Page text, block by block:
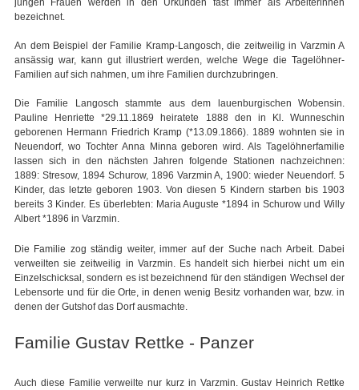
bezeichnet.
An dem Beispiel der Familie Kramp-Langosch, die zeitweilig in Varzmin A
ansässig war, kann gut illustriert werden, welche Wege die Tagelöhner-
Familien auf sich nahmen, um ihre Familien durchzubringen.
Die Familie Langosch stammte aus dem lauenburgischen Wobensin.
Pauline Henriette *29.11.1869 heiratete 1888 den in Kl. Wunneschin
geborenen Hermann Friedrich Kramp (*13.09.1866). 1889 wohnten sie in
Neuendorf, wo Tochter Anna Minna geboren wird. Als Tagelöhnerfamilie
lassen sich in den nächsten Jahren folgende Stationen nachzeichnen:
1889: Stresow, 1894 Schurow, 1896 Varzmin A, 1900: wieder Neuendorf. 5
Kinder, das letzte geboren 1903. Von diesen 5 Kindern starben bis 1903
bereits 3 Kinder. Es überlebten: Maria Auguste *1894 in Schurow und Willy
Albert *1896 in Varzmin.
Die Familie zog ständig weiter, immer auf der Suche nach Arbeit. Dabei
verweilten sie zeitweilig in Varzmin. Es handelt sich hierbei nicht um ein
Einzelschicksal, sondern es ist bezeichnend für den ständigen Wechsel der
Lebensorte und für die Orte, in denen wenig Besitz vorhanden war, bzw. in
denen der Gutshof das Dorf ausmachte.
Familie Gustav Rettke - Panzer
Auch diese Familie verweilte nur kurz in Varzmin. Gustav Heinrich Rettke